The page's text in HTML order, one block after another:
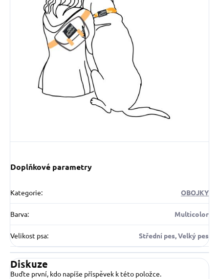
Doplňkové parametry
Kategorie: OBOJKY
Barva: Multicolor
Velikost psa: Střední pes, Velký pes
Diskuze
Buďte první, kdo napíše příspěvek k této položce.